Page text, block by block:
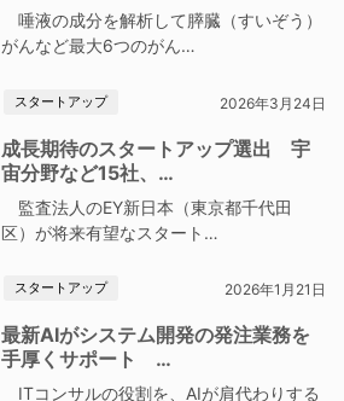
唾液の成分を解析して膵臓（すいぞう）
がんなど最大6つのがん…
スタートアップ 2026年3月24日
成長期待のスタートアップ選出 宇
宙分野など15社、…
監査法人のEY新日本（東京都千代田
区）が将来有望なスタート…
スタートアップ 2026年1月21日
最新AIがシステム開発の発注業務を
手厚くサポート …
ITコンサルの役割を、AIが肩代わりする